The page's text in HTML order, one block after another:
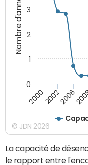
Nombre d'années
200020022006
0
1
2
3
© JDN 2026
La capacité de
le rapport entre